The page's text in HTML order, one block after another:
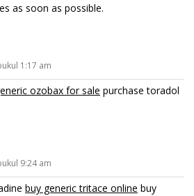
as soon as possible.
1:17 am
ozobax for sale purchase toradol
9:24 am
buy generic tritace online buy